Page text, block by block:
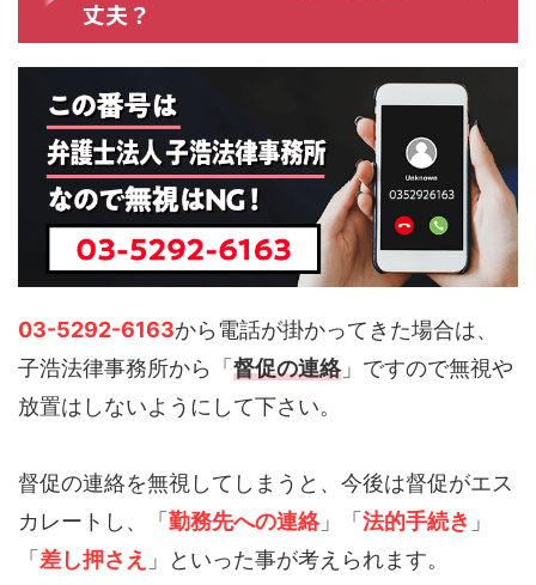
丈夫？
03-5292-6163から電話が掛かってきた場合は、
子浩法律事務所から「 督促の連絡」ですので無視や
放置はしないようにして下さい。
督促の連絡を無視してしまうと、今後は督促がエス
カレートし、「 勤務先への連絡」「 法的手続き 」
「 差し押さえ 」といった事が考えられます。